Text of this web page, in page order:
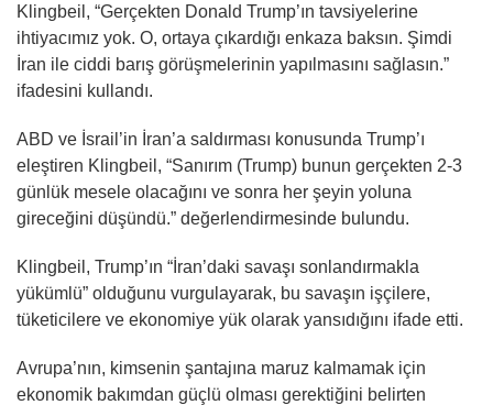
Klingbeil, “Gerçekten Donald Trump’ın tavsiyelerine
ihtiyacımız yok. O, ortaya çıkardığı enkaza baksın. Şimdi
İran ile ciddi barış görüşmelerinin yapılmasını sağlasın.”
ifadesini kullandı.
ABD ve İsrail’in İran’a saldırması konusunda Trump’ı
eleştiren Klingbeil, “Sanırım (Trump) bunun gerçekten 2-3
günlük mesele olacağını ve sonra her şeyin yoluna
gireceğini düşündü.” değerlendirmesinde bulundu.
Klingbeil, Trump’ın “İran’daki savaşı sonlandırmakla
yükümlü” olduğunu vurgulayarak, bu savaşın işçilere,
tüketicilere ve ekonomiye yük olarak yansıdığını ifade etti.
Avrupa’nın, kimsenin şantajına maruz kalmamak için
ekonomik bakımdan güçlü olması gerektiğini belirten